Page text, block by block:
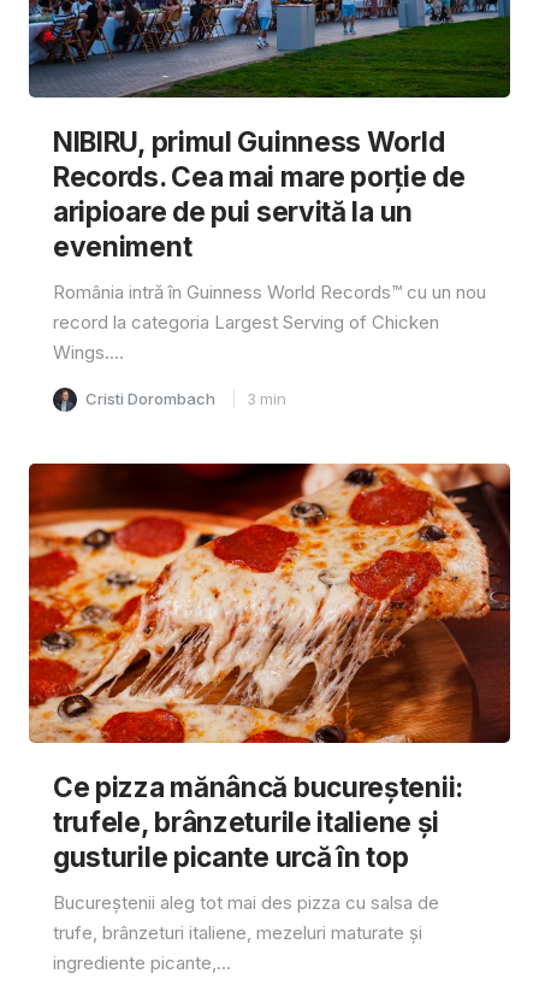
NIBIRU, primul Guinness World
Records. Cea mai mare porție de
aripioare de pui servită la un
eveniment
România intră în Guinness World Records™️ cu un nou
record la categoria Largest Serving of Chicken
Wings....
Cristi Dorombach 3 min
Ce pizza mănâncă bucureștenii:
trufele, brânzeturile italiene și
gusturile picante urcă în top
Bucureștenii aleg tot mai des pizza cu salsa de
trufe, brânzeturi italiene, mezeluri maturate și
ingrediente picante,...